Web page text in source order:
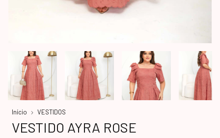
Início VESTIDOS
VESTIDO AYRA ROSE